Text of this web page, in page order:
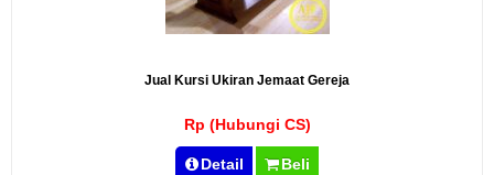
Jual Kursi Ukiran Jemaat Gereja
Rp (Hubungi CS)
Detail Beli